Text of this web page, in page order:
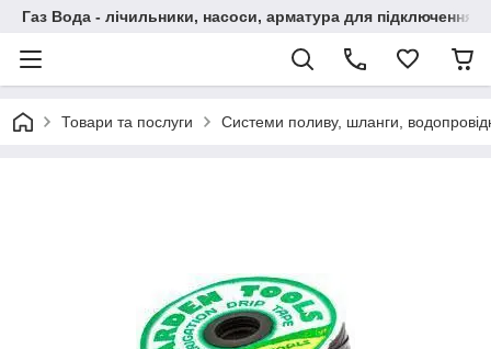
Газ Вода - лічильники, насоси, арматура для підключення,
Товари та послуги Системи поливу, шланги,